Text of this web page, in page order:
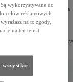
ten został zaprojektowana
od rynku – jest dostępna
w wersji Plug-in Hybrid.
sprzedano już milion
się dużą popularnością. Jego
jakość i radość z codziennej
wykorzystywane do
celów reklamowych.
na to zgody,
na ten temat
wszystkie